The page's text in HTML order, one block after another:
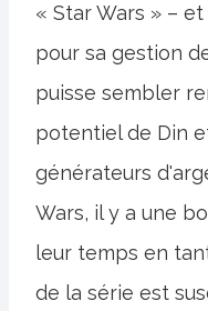
« Star Wars » –
pour sa gestion
puisse sembler
potentiel de Din
générateurs
Wars, il y a une
leur temps en
de la série est